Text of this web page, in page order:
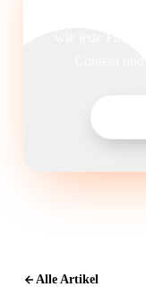
Alle Artikel